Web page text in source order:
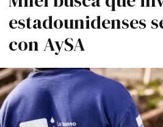
estadounidenses
con AySA